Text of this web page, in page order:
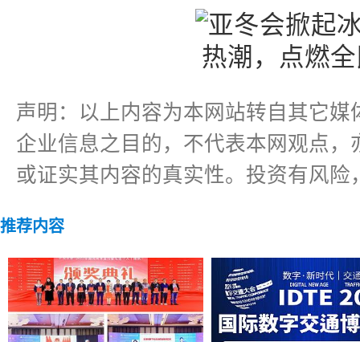
声明：以上内容为本网站转自其它
企业信息之目的，不代表本网观点
或证实其内容的真实性。投资有风险
推荐内容